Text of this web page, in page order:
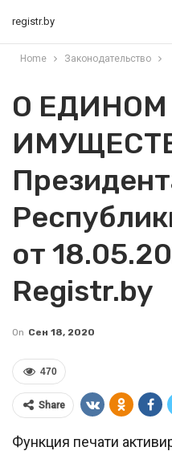
registr.by
Home Законодательство
О ЕДИНОМ
от
Registr.by
On Сен 18, 2020
470
Share
Функция печати